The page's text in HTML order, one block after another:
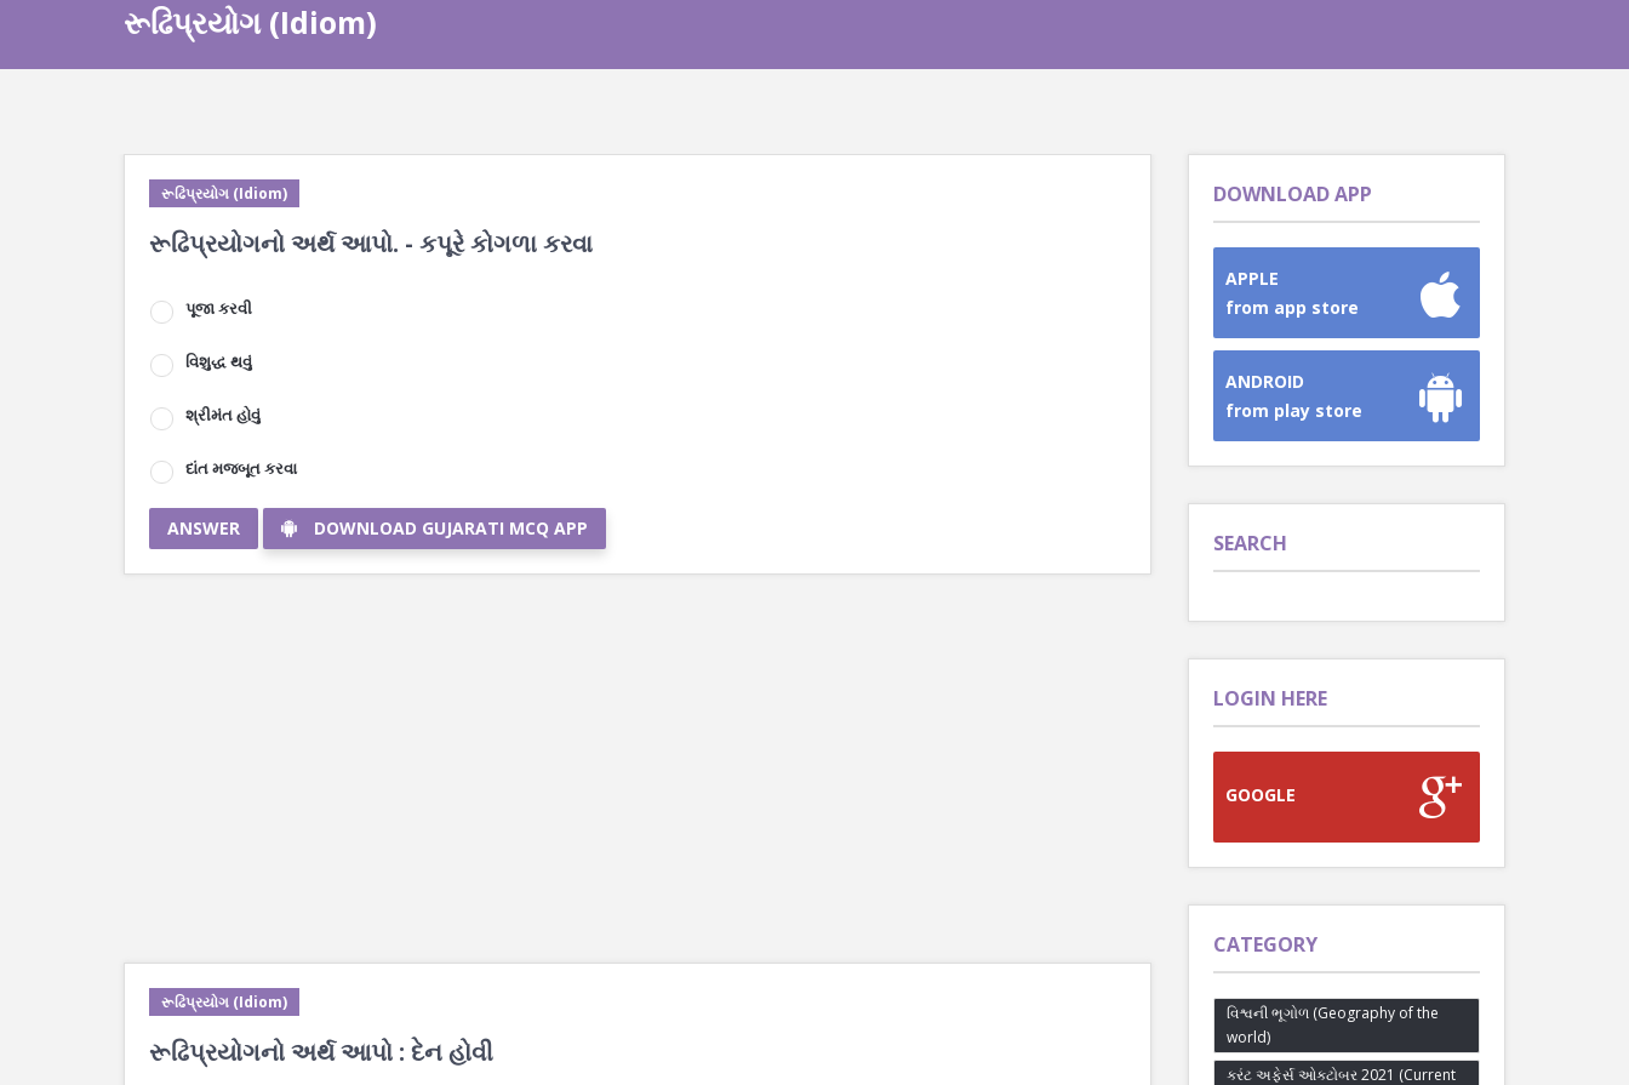
રૂઢિપ્રયોગ (Idiom)
રૂઢિપ્રયોગ (Idiom)
રૂઢિપ્રયોગનો અર્થ આપો. - કપૂરે કોગળા કરવા
પૂજા કરવી
વિશુદ્ધ થવું
શ્રીમંત હોવું
દાંત મજબૂત કરવા
ANSWER DOWNLOAD GUJARATI MCQ APP
રૂઢિપ્રયોગ (Idiom)
રૂઢિપ્રયોગનો અર્થ આપો : દેન હોવી
DOWNLOAD APP
APPLE
from app store
ANDROID
from play store
SEARCH
LOGIN HERE
GOOGLE
CATEGORY
વિશ્વની ભૂગોળ (Geography of the
world)
કરંટ અફેર્સ ઓક્ટોબર 2021 (Current